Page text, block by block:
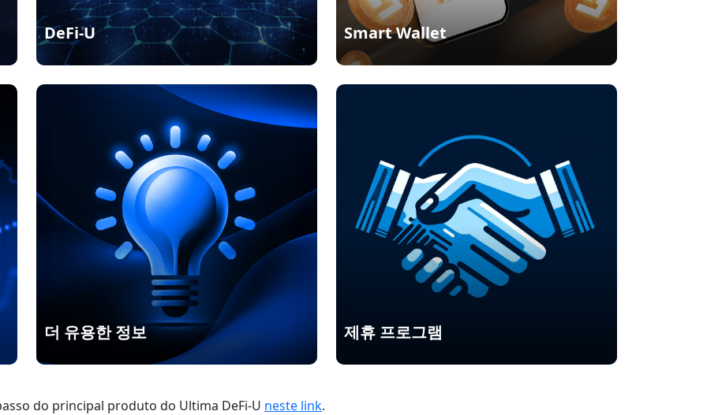
DeFi-U Smart Wallet
더 유용한 정보 제휴 프로그램
do principal produto do Ultima DeFi-U neste link.